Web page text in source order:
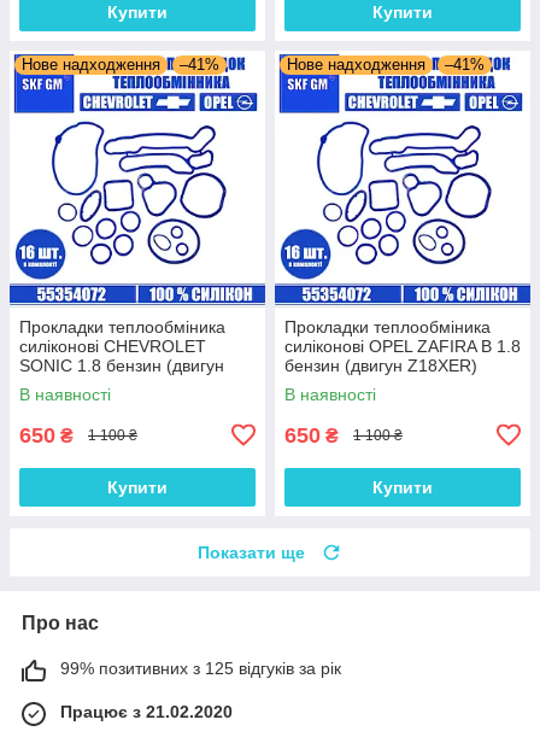
Купити Купити
Нове надходження –41%
Прокладки теплообміника
силіконові CHEVROLET
SONIC 1.8 бензин (двигун
F18D4) комплект 16 шт.
В наявності
650 ₴ 1 100 ₴
Купити
Нове надходження –41%
Прокладки теплообміника
силіконові OPEL ZAFIRA B 1.8
бензин (двигун Z18XER)
комплект 16 шт.
В наявності
650 ₴ 1 100 ₴
Купити
Показати ще
Про нас
99% позитивних з 125 відгуків за рік
Працює з 21.02.2020